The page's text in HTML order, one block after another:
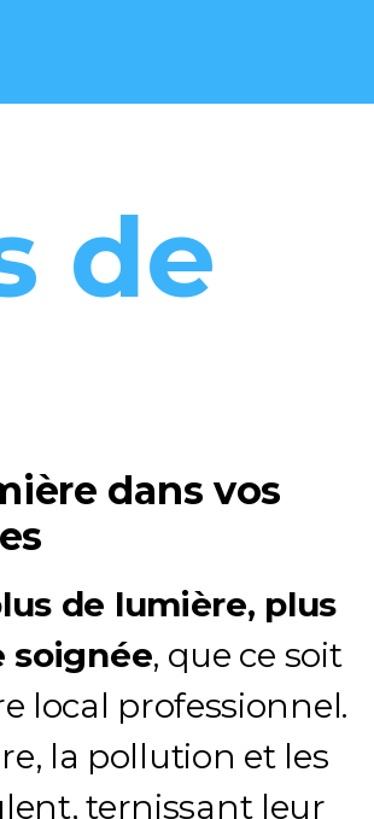
de
dans vos
de lumière, plus
soignée, que ce soit
local professionnel.
la pollution et les
ternissant leur